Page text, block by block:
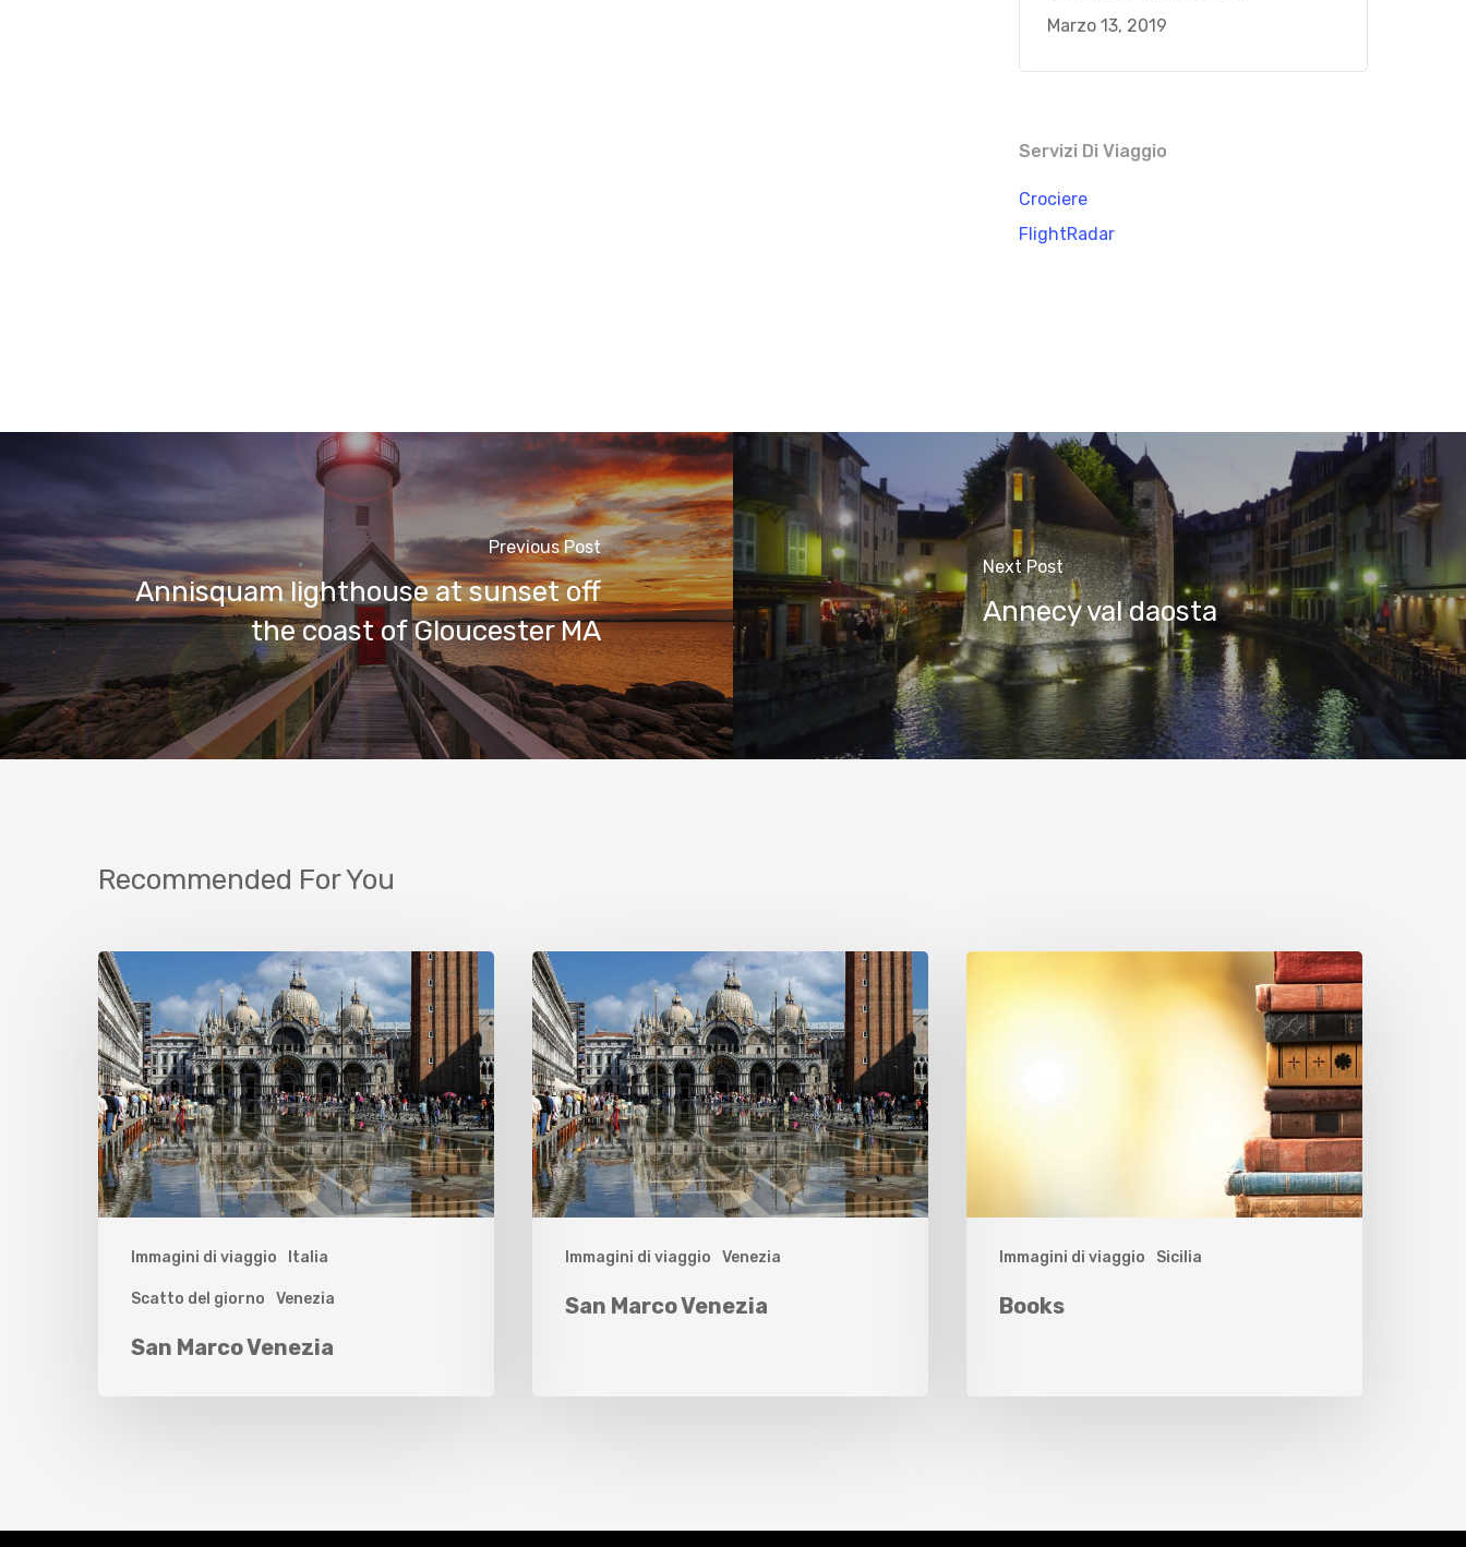
Marzo 13, 2019
Servizi Di Viaggio
Crociere
FlightRadar
Previous Post
Annisquam lighthouse at sunset off
the coast of Gloucester MA
Next Post
Annecy val daosta
Recommended For You
Immagini di viaggio Italia
Scatto del giorno Venezia
San Marco Venezia
Immagini di viaggio Venezia
San Marco Venezia
Immagini di viaggio Sicilia
Books